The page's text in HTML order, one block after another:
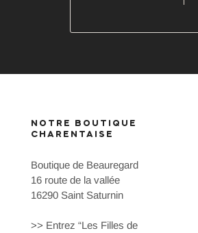
NOTRE BOUTIQUE
CHARENTAISE
Boutique de Beauregard
16 route de la vallée
16290 Saint Saturnin
>> Entrez “Les Filles de